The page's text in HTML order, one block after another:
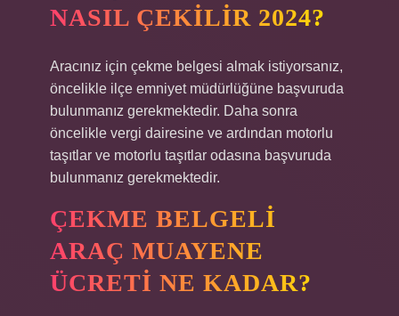
NASIL ÇEKILIR 2024?
Aracınız için çekme belgesi almak istiyorsanız,
öncelikle ilçe emniyet müdürlüğüne başvuruda
bulunmanız gerekmektedir. Daha sonra
öncelikle vergi dairesine ve ardından motorlu
taşıtlar ve motorlu taşıtlar odasına başvuruda
bulunmanız gerekmektedir.
ÇEKME BELGELI
ARAÇ MUAYENE
ÜCRETI NE KADAR?